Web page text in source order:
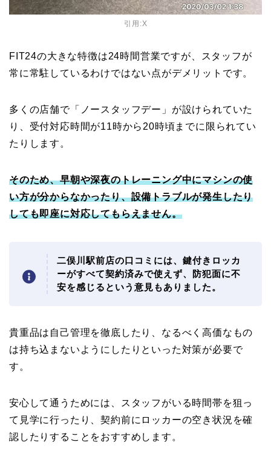
引用:X
FIT24の大きな特徴は24時間営業ですが、スタッフが
常に常駐しているわけではない点がデメリットです。
多くの店舗で「ノースタッフデー」が設けられていた
り、受付対応時間が11時から20時頃までに限られてい
たりします。
そのため、早朝や深夜のトレーニング中にマシンの使
い方が分からなかったり、設備トラブルが発生したり
しても即座に対応してもらえません。
二俣川駅前店の口コミには、鍵付きロッカ
ーがすべて契約済みで使えず、防犯面に不
安を感じるという意見もありました。
貴重品は自己管理を徹底したり、なるべく高価なもの
は持ち込まないようにしたりといった対策が必要で
す。
安心して通うためには、スタッフがいる時間帯を狙っ
て見学に行ったり、契約前にロッカーの空き状況を確
認したりすることをおすすめします。